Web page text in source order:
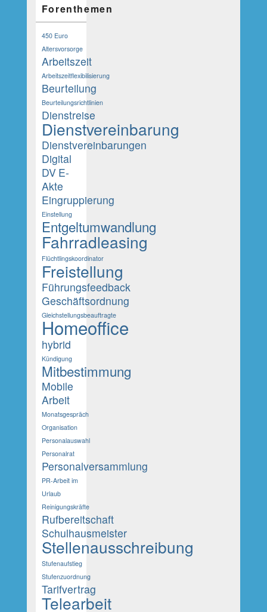
Forenthemen
450 Euro
Altersvorsorge
Arbeitszeit
Arbeitszeitflexibilisierung
Beurteilung
Beurteilungsrichtlinien
Dienstreise
Dienstvereinbarung
Dienstvereinbarungen
Digital
DV E-
Akte
Eingruppierung
Einstellung
Entgeltumwandlung
Fahrradleasing
Flüchtlingskoordinator
Freistellung
Führungsfeedback
Geschäftsordnung
Gleichstellungsbeauftragte
Homeoffice
hybrid
Kündigung
Mitbestimmung
Mobile
Arbeit
Monatsgespräch
Organisation
Personalauswahl
Personalrat
Personalversammlung
PR-Arbeit im
Urlaub
Reinigungskräfte
Rufbereitschaft
Schulhausmeister
Stellenausschreibung
Stufenaufstieg
Stufenzuordnung
Tarifvertrag
Telearbeit